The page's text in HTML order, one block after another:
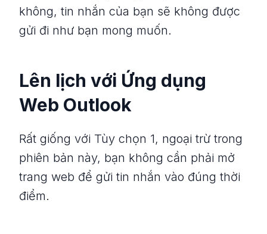
không, tin nhắn của bạn sẽ không được
gửi đi như bạn mong muốn.
Lên lịch với Ứng dụng
Web Outlook
Rất giống với Tùy chọn 1, ngoại trừ trong
phiên bản này, bạn không cần phải mở
trang web để gửi tin nhắn vào đúng thời
điểm.